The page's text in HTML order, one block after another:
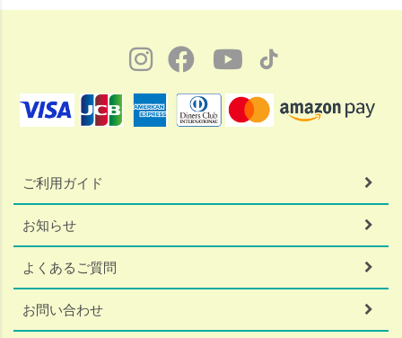
ご利用ガイド
お知らせ
よくあるご質問
お問い合わせ